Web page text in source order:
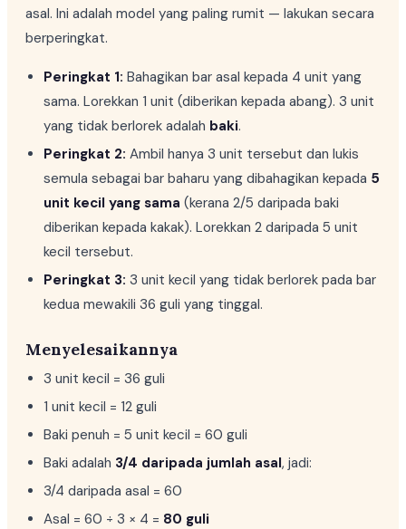
asal. Ini adalah model yang paling rumit — lakukan secara
berperingkat.
Peringkat 1: Bahagikan bar asal kepada 4 unit yang
sama. Lorekkan 1 unit (diberikan kepada abang). 3 unit
yang tidak berlorek adalah baki.
Peringkat 2: Ambil hanya 3 unit tersebut dan lukis
semula sebagai bar baharu yang dibahagikan kepada 5
unit kecil yang sama (kerana 2/5 daripada baki
diberikan kepada kakak). Lorekkan 2 daripada 5 unit
kecil tersebut.
Peringkat 3: 3 unit kecil yang tidak berlorek pada bar
kedua mewakili 36 guli yang tinggal.
Menyelesaikannya
3 unit kecil = 36 guli
1 unit kecil = 12 guli
Baki penuh = 5 unit kecil = 60 guli
Baki adalah 3/4 daripada jumlah asal, jadi:
3/4 daripada asal = 60
Asal = 60 ÷ 3 × 4 = 80 guli